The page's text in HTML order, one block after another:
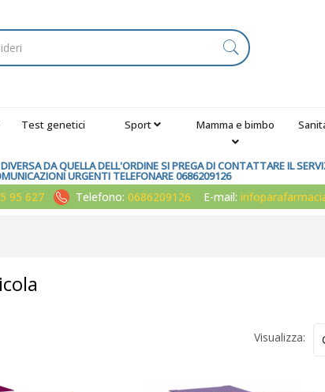
Test genetici Sport Mamma e bimbo
DA QUELLA DELL'ORDINE SI PREGA DI CONTATTARE IL
URGENTI TELEFONARE 0686209126
95 627 Telefono:0686209126 E-mail:
Visualizza: